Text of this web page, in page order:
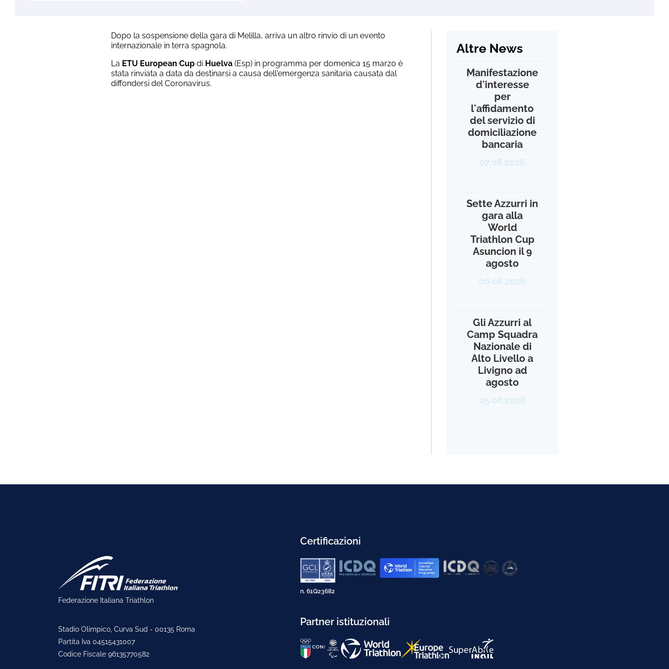
Dopo la sospensione della gara di Melilla, arriva un altro rinvio di un evento
internazionale in terra spagnola.
La ETU European Cupdi Huelva(Esp) in programma per domenica 15 marzo è
stata rinviata a data da destinarsi a causa dell'emergenza sanitaria causata dal
diffondersi del Coronavirus.
Altre News
Manifestazione
d'interesse
per
l'affidamento
del servizio di
domiciliazione
bancaria
07.08.2026
Sette Azzurri in
gara alla
World
Triathlon Cup
Asuncion il 9
agosto
06.08.2026
Gli Azzurri al
Camp Squadra
Nazionale di
Alto Livello a
Livigno ad
agosto
05.08.2026
Federazione Italiana Triathlon
Stadio Olimpico, Curva Sud - 00135 Roma
Partita Iva 04515431007
Codice Fiscale 96135770582
Certificazioni
n. 61Q23682
Partner istituzionali